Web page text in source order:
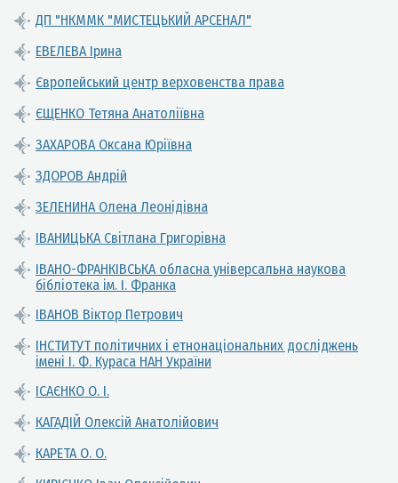
ДП "НКММК "МИСТЕЦЬКИЙ АРСЕНАЛ"
ЕВЕЛЕВА Ірина
Європейський центр верховенства права
ЄЩЕНКО Тетяна Анатоліївна
ЗАХАРОВА Оксана Юріївна
ЗДОРОВ Андрій
ЗЕЛЕНИНА Олена Леонідівна
ІВАНИЦЬКА Світлана Григорівна
ІВАНО-ФРАНКІВСЬКА обласна універсальна наукова
бібліотека ім. І. Франка
ІВАНОВ Віктор Петрович
ІНСТИТУТ політичних і етнонаціональних досліджень
імені І. Ф. Кураса НАН України
ІСАЄНКО О. І.
КАГАДІЙ Олексій Анатолійович
КАРЕТА О. О.